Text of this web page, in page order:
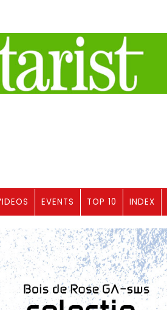
EVENTS TOP 10 INDEX